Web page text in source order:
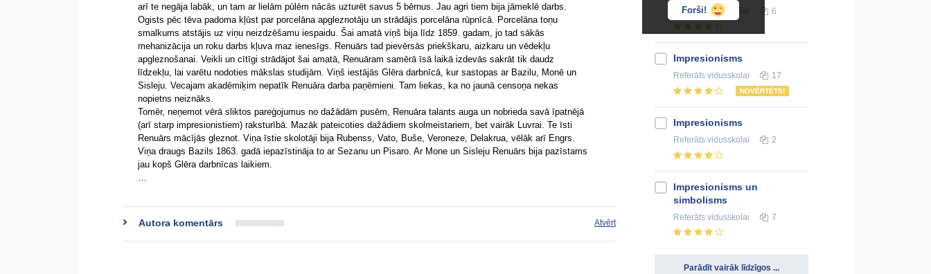
arī te negāja labāk, un tam ar lielām pūlēm nācās uzturēt savus 5 bērnus. Jau agri tiem bija jāmeklē darbs.
Ogists pēc tēva padoma kļūst par porcelāna apgleznotāju un strādājis porcelāna rūpnīcā. Porcelāna toņu
smalkums atstājis uz viņu neizdzēšamu iespaidu. Šai amatā viņš bija līdz 1859. gadam, jo tad sākās
mehanizācija un roku darbs kļuva maz ienesīgs. Renuārs tad pievērsās priekškaru, aizkaru un vēdekļu
apgleznošanai. Veikli un cītīgi strādājot šai amatā, Renuāram samērā īsā laikā izdevās sakrāt tik daudz
līdzekļu, lai varētu nodoties mākslas studijām. Viņš iestājās Glēra darbnīcā, kur sastopas ar Bazilu, Monē un
Sisleju. Vecajam akadēmiķim nepatīk Renuāra darba paņēmieni. Tam liekas, ka no jaunā censoņa nekas
nopietns neiznāks.
Tomēr, neņemot vērā sliktos pareģojumus no dažādām pusēm, Renuāra talants auga un nobrieda savā īpatnējā
(arī starp impresionistiem) raksturībā. Mazāk pateicoties dažādiem skolmeistariem, bet vairāk Luvrai. Te īsti
Renuārs mācījās gleznot. Viņa īstie skolotāji bija Rubenss, Vato, Buše, Veroneze, Delakrua, vēlāk arī Engrs.
Viņa draugs Bazils 1863. gadā iepazīstināja to ar Sezanu un Pisaro. Ar Mone un Sisleju Renuārs bija pazīstams
jau kopš Glēra darbnīcas laikiem.
…
Autora komentārs Atvērt
Forši!
Referātsvidusskolai 6
Impresionisms
Referāts vidusskolai 17
NOVĒRTĒTS!
Impresionisms
Referāts vidusskolai 2
Impresionisms un
simbolisms
Referāts vidusskolai 7
Parādīt vairāk līdzīgos ...